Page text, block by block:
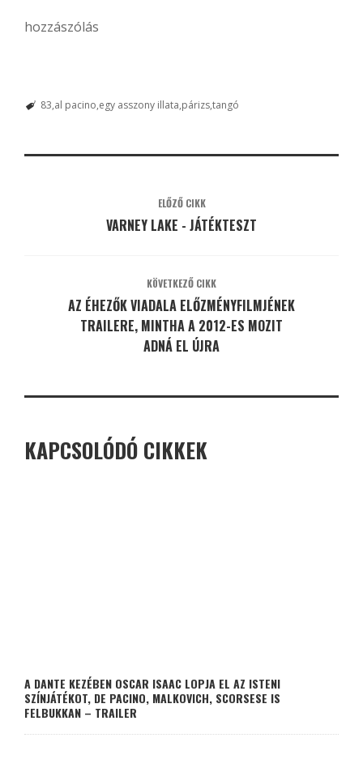
hozzászólás
83 al pacino egy asszony illata párizstangó
ELŐZŐ CIKK
VARNEY LAKE - JÁTÉKTESZT
KÖVETKEZŐ CIKK
AZ ÉHEZŐK VIADALA ELŐZMÉNYFILMJÉNEK
TRAILERE, MINTHA A 2012-ES MOZIT
ADNÁ EL ÚJRA
KAPCSOLÓDÓ CIKKEK
A DANTE KEZÉBEN OSCAR ISAAC LOPJA EL AZ ISTENI
SZÍNJÁTÉKOT, DE PACINO, MALKOVICH, SCORSESE IS
FELBUKKAN – TRAILER